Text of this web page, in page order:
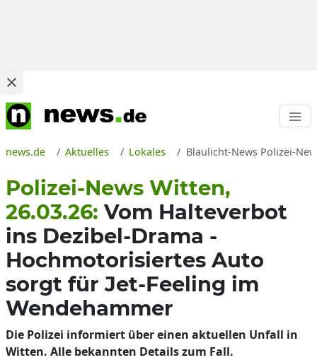
news.de Aktuelles Lokales Blaulicht-News Polizei-
Polizei-News Witten,
26.03.26: Vom Halteverbot
ins Dezibel-Drama -
Hochmotorisiertes Auto
sorgt für Jet-Feeling im
Wendehammer
Die Polizei informiert über einen aktuellen Unfall in
Witten. Alle bekannten Details zum Fall.